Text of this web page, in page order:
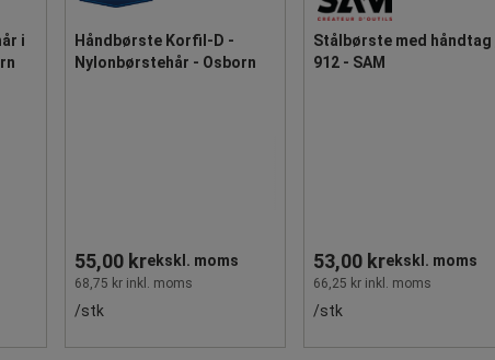
i
Håndbørste Korfil-D -
Nylonbørstehår - Osborn
55,00 krekskl. moms
68,75 kr inkl. moms
/stk
Stålbørste med håndtag _
912 - SAM
53,00 krekskl. moms
66,25 kr inkl. moms
/stk